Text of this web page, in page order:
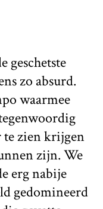
geschetste
zo absurd.
waarmee
zien krijgen
zijn. We
erg nabije
gedomineerd